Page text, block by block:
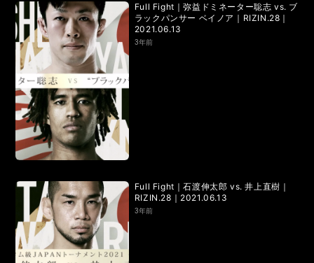
Full Fight｜弥益ドミネーター聡志 vs. ブ
ラックパンサー ベイノア｜RIZIN.28｜
2021.06.13
3年前
Full Fight｜石渡伸太郎 vs. 井上直樹｜
RIZIN.28｜2021.06.13
3年前